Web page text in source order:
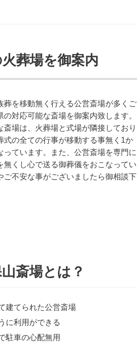
葬場を御案内
葬を移動無く行える公営斎場が多くご
の対応可能な斎場を御案内致します。
斎場は、火葬場と式場が隣接しており
式の全ての行事が移動する事無く1か
っています。また、公営斎場を専門に
無くし心で送る御葬儀をおこなってい
ご不安な事がございましたら御相談下
斎場とは？
建てられた公営斎場
に利用ができる
駐車の心配無用